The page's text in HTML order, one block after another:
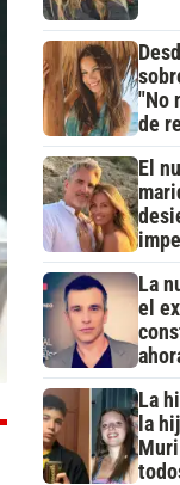
"No
de
El
La
el
La
la